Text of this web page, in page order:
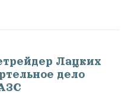
Лацких
дело